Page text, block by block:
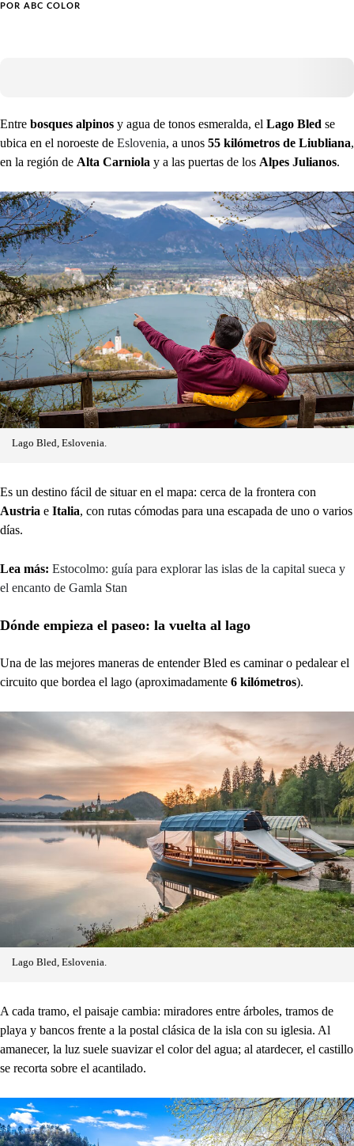
POR ABC COLOR
Entre bosques alpinos y agua de tonos esmeralda, el Lago Bled se
ubica en el noroeste de Eslovenia, a unos 55 kilómetros de Liubliana,
en la región de Alta Carniola y a las puertas de los Alpes Julianos.
Lago Bled, Eslovenia.
Es un destino fácil de situar en el mapa: cerca de la frontera con
Austria e Italia, con rutas cómodas para una escapada de uno o varios
días.
Lea más: Estocolmo: guía para explorar las islas de la capital sueca y
el encanto de Gamla Stan
Dónde empieza el paseo: la vuelta al lago
Una de las mejores maneras de entender Bled es caminar o pedalear el
circuito que bordea el lago (aproximadamente 6 kilómetros).
Lago Bled, Eslovenia.
A cada tramo, el paisaje cambia: miradores entre árboles, tramos de
playa y bancos frente a la postal clásica de la isla con su iglesia. Al
amanecer, la luz suele suavizar el color del agua; al atardecer, el castillo
se recorta sobre el acantilado.